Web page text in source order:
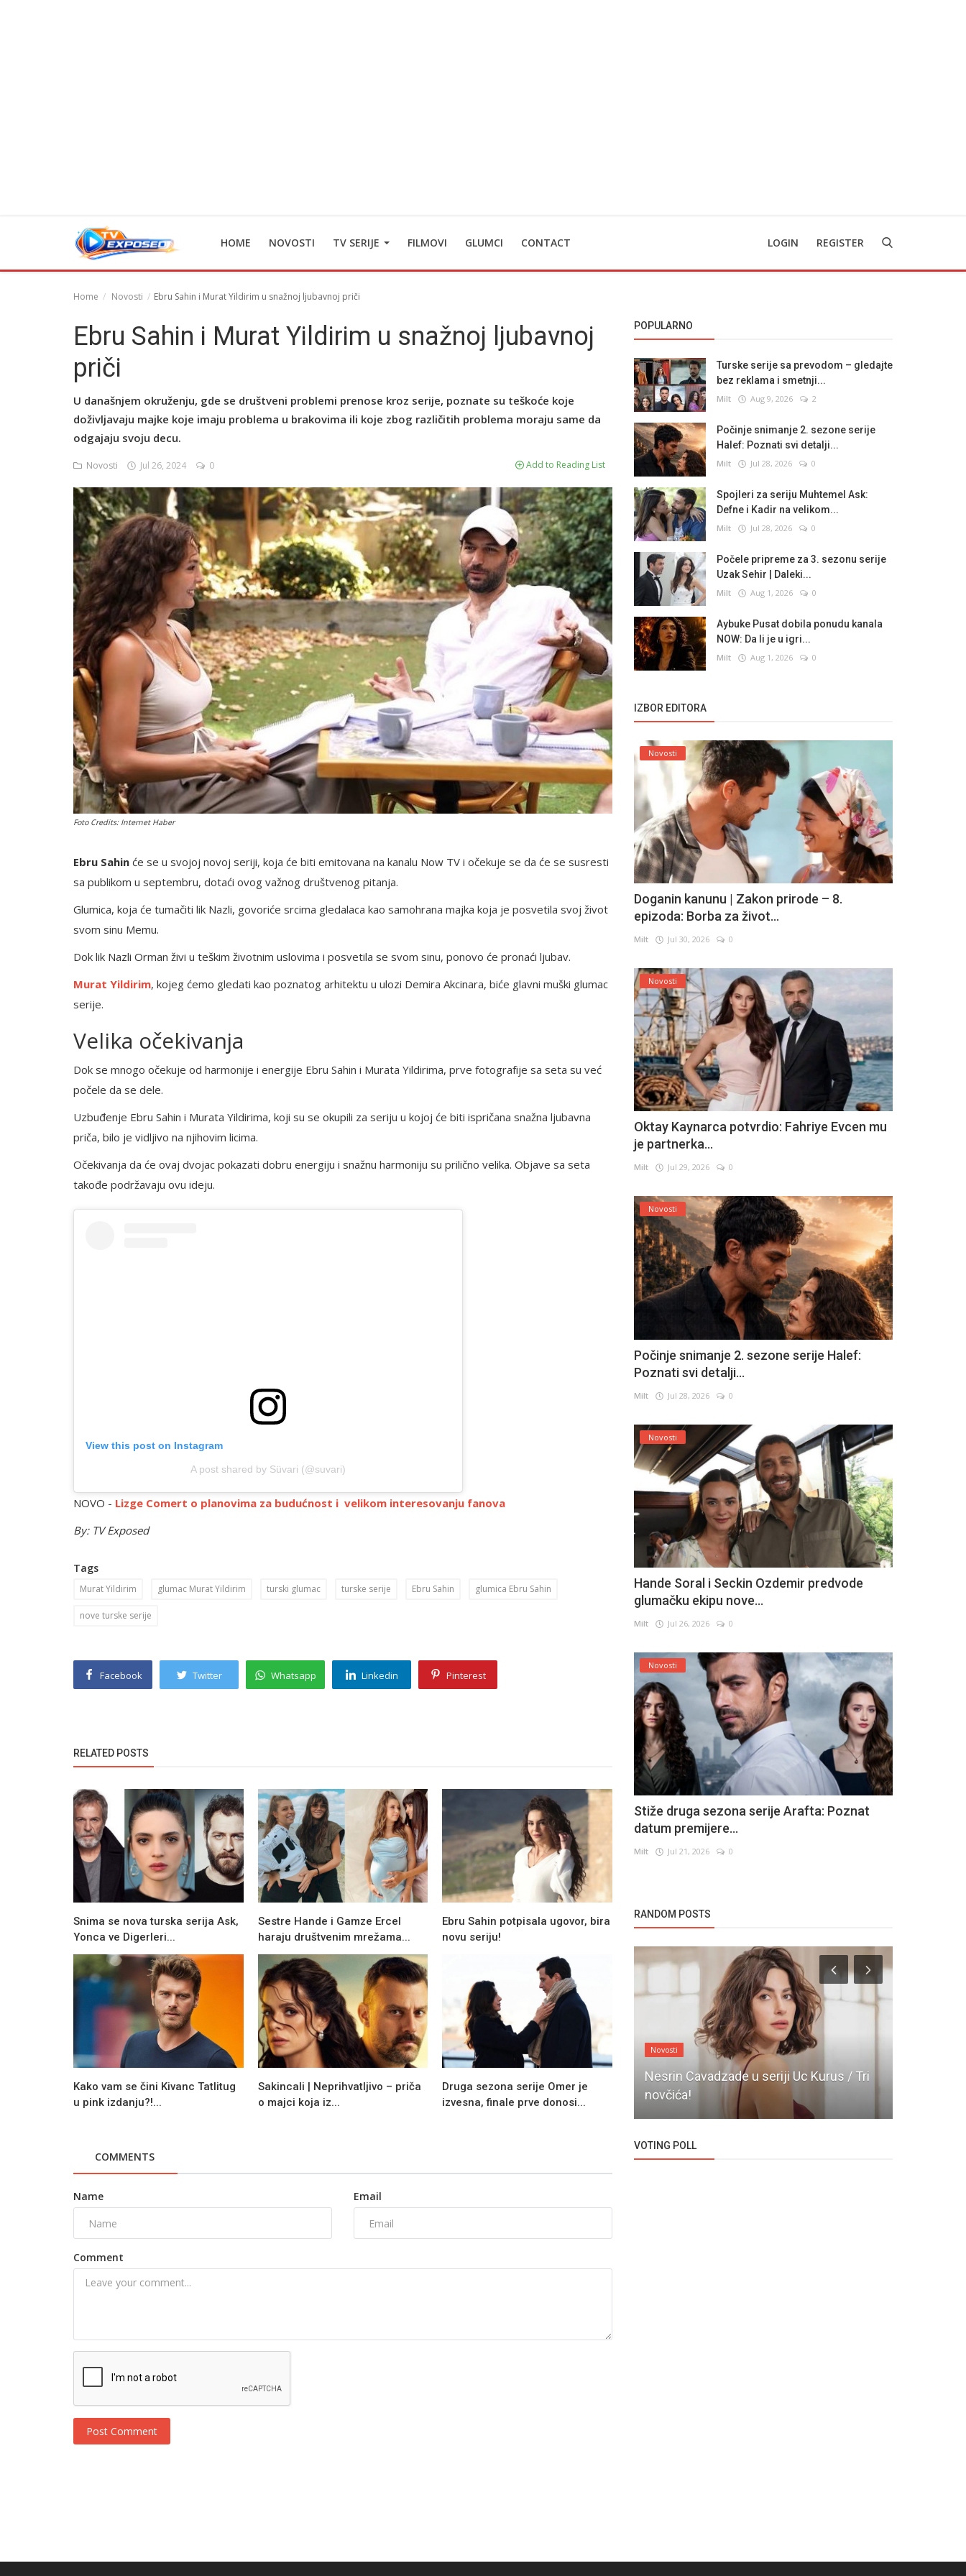
HOME NOVOSTI TV SERIJE FILMOVI GLUMCI CONTACT LOGIN REGISTER
Home Novosti Ebru Sahin i Murat Yildirim u snažnoj ljubavnoj priči
Ebru Sahin i Murat Yildirim u snažnoj ljubavnoj
priči
U današnjem okruženju, gde se društveni problemi prenose kroz serije, poznate su teškoće koje
doživljavaju majke koje imaju problema u brakovima ili koje zbog različitih problema moraju same da
odgajaju svoju decu.
Novosti Jul 26, 2024 0 Add to Reading List
Foto Credits: Internet Haber
Ebru Sahin će se u svojoj novoj seriji, koja će biti emitovana na kanalu Now TV i očekuje se da će se susresti
sa publikom u septembru, dotaći ovog važnog društvenog pitanja.
Glumica, koja će tumačiti lik Nazli, govoriće srcima gledalaca kao samohrana majka koja je posvetila svoj život
svom sinu Memu.
Dok lik Nazli Orman živi u teškim životnim uslovima i posvetila se svom sinu, ponovo će pronaći ljubav.
Murat Yildirim, kojeg ćemo gledati kao poznatog arhitektu u ulozi Demira Akcinara, biće glavni muški glumac
serije.
Velika očekivanja
Dok se mnogo očekuje od harmonije i energije Ebru Sahin i Murata Yildirima, prve fotografije sa seta su već
počele da se dele.
Uzbuđenje Ebru Sahin i Murata Yildirima, koji su se okupili za seriju u kojoj će biti ispričana snažna ljubavna
priča, bilo je vidljivo na njihovim licima.
Očekivanja da će ovaj dvojac pokazati dobru energiju i snažnu harmoniju su prilično velika. Objave sa seta
takođe podržavaju ovu ideju.
View this post on Instagram
A post shared by Süvari (@suvari)
NOVO - Lizge Comert o planovima za budućnost i velikom interesovanju fanova
By: TV Exposed
Tags
Murat Yildirim glumac Murat Yildirim turski glumac turske serije Ebru Sahin glumica Ebru Sahin
nove turske serije
Facebook Twitter Whatsapp Linkedin Pinterest
RELATED POSTS
Snima se nova turska serija Ask,
Yonca ve Digerleri...
Sestre Hande i Gamze Ercel
haraju društvenim mrežama...
Ebru Sahin potpisala ugovor, bira
novu seriju!
Kako vam se čini Kivanc Tatlitug
u pink izdanju?!...
Sakincali | Neprihvatljivo – priča
o majci koja iz...
Druga sezona serije Omer je
izvesna, finale prve donosi...
COMMENTS
Name Email
Comment
Post Comment
POPULARNO
Turske serije sa prevodom – gledajte
bez reklama i smetnji...
Milt Aug 9, 2026 2
Počinje snimanje 2. sezone serije
Halef: Poznati svi detalji...
Milt Jul 28, 2026 0
Spojleri za seriju Muhtemel Ask:
Defne i Kadir na velikom...
Milt Jul 28, 2026 0
Počele pripreme za 3. sezonu serije
Uzak Sehir | Daleki...
Milt Aug 1, 2026 0
Aybuke Pusat dobila ponudu kanala
NOW: Da li je u igri...
Milt Aug 1, 2026 0
IZBOR EDITORA
Novosti
Doganin kanunu | Zakon prirode – 8.
epizoda: Borba za život...
Milt Jul 30, 2026 0
Novosti
Oktay Kaynarca potvrdio: Fahriye Evcen mu
je partnerka...
Milt Jul 29, 2026 0
Novosti
Počinje snimanje 2. sezone serije Halef:
Poznati svi detalji...
Milt Jul 28, 2026 0
Novosti
Hande Soral i Seckin Ozdemir predvode
glumačku ekipu nove...
Milt Jul 26, 2026 0
Novosti
Stiže druga sezona serije Arafta: Poznat
datum premijere...
Milt Jul 21, 2026 0
RANDOM POSTS
Novosti
iz serije Gul Masali
Novosti
Promena u seriji Ramo
Novosti
Nesrin Cavadzade u seriji Uc Kurus / Tri
novčića!
VOTING POLL